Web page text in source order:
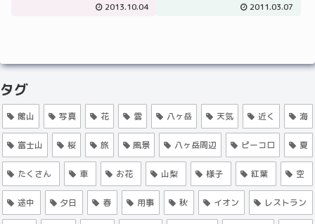
2013.10.04 2011.03.07
タグ
館山 写真 花 雲 八ヶ岳 天気 近く 海
富士山 桜 旅 風景 八ヶ岳周辺 ピーコロ 夏
たくさん 車 お花 山梨 様子 紅葉 空
途中 夕日 春 用事 秋 イオン レストラン